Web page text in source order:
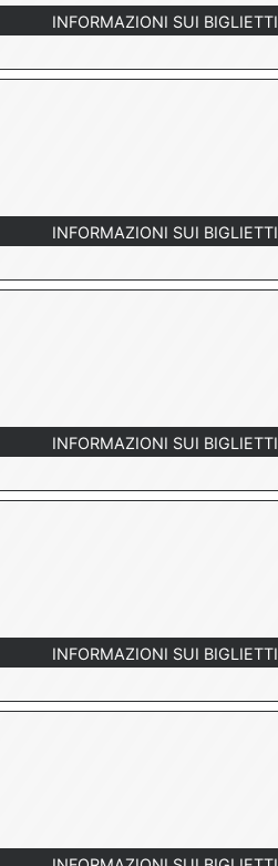
INFORMAZIONI SUI BIGLIETTI
INFORMAZIONI SUI BIGLIETTI
INFORMAZIONI SUI BIGLIETTI
INFORMAZIONI SUI BIGLIETTI